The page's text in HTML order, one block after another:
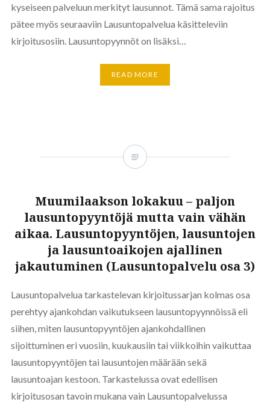
kyseiseen palveluun merkityt lausunnot. Tämä sama rajoitus
pätee myös seuraaviin Lausuntopalvelua käsitteleviin
kirjoitusosiin. Lausuntopyynnöt on lisäksi…
READ MORE
Muumilaakson lokakuu – paljon
lausuntopyyntöjä mutta vain vähän
aikaa. Lausuntopyyntöjen, lausuntojen
ja lausuntoaikojen ajallinen
jakautuminen (Lausuntopalvelu osa 3)
Lausuntopalvelua tarkastelevan kirjoitussarjan kolmas osa
perehtyy ajankohdan vaikutukseen lausuntopyynnöissä eli
siihen, miten lausuntopyyntöjen ajankohdallinen
sijoittuminen eri vuosiin, kuukausiin tai viikkoihin vaikuttaa
lausuntopyyntöjen tai lausuntojen määrään sekä
lausuntoajan kestoon. Tarkastelussa ovat edellisen
kirjoitusosan tavoin mukana vain Lausuntopalvelussa